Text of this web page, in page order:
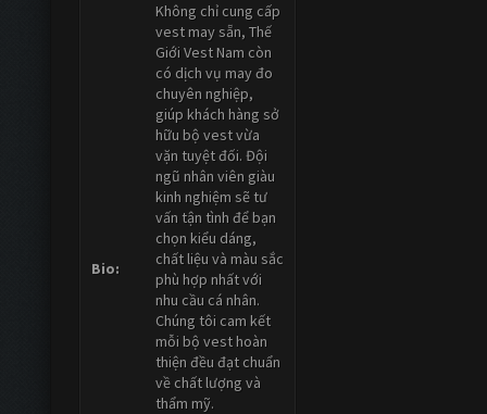
Bio:
Không chỉ cung cấp
vest may sẵn, Thế
Giới Vest Nam còn
có dịch vụ may đo
chuyên nghiệp,
giúp khách hàng sở
hữu bộ vest vừa
vặn tuyệt đối. Đội
ngũ nhân viên giàu
kinh nghiệm sẽ tư
vấn tận tình để bạn
chọn kiểu dáng,
chất liệu và màu sắc
phù hợp nhất với
nhu cầu cá nhân.
Chúng tôi cam kết
mỗi bộ vest hoàn
thiện đều đạt chuẩn
về chất lượng và
thẩm mỹ.